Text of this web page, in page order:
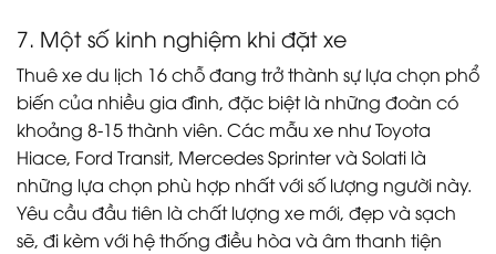
7. Một số kinh nghiệm khi đặt xe
Thuê xe du lịch 16 chỗ đang trở thành sự lựa chọn phổ
biến của nhiều gia đình, đặc biệt là những đoàn có
khoảng 8-15 thành viên. Các mẫu xe như Toyota
Hiace, Ford Transit, Mercedes Sprinter và Solati là
những lựa chọn phù hợp nhất với số lượng người này.
Yêu cầu đầu tiên là chất lượng xe mới, đẹp và sạch
sẽ, đi kèm với hệ thống điều hòa và âm thanh tiện